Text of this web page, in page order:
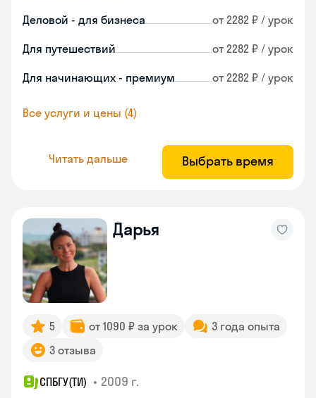
Деловой - для бизнеса от 2282 ₽ / урок
Для путешествий от 2282 ₽ / урок
Для начинающих - премиум от 2282 ₽ / урок
Все услуги и цены (4)
Читать дальше Выбрать время
Дарья
5 от 1090 ₽ за урок
3 года опыта
3 отзыва
СПБГУ(ТИ) • 2009 г.